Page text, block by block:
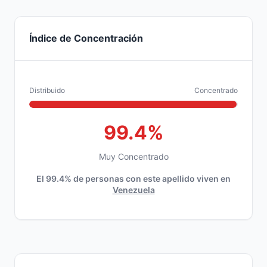
Índice de Concentración
Distribuido Concentrado
99.4%
Muy Concentrado
El 99.4% de personas con este apellido viven en
Venezuela